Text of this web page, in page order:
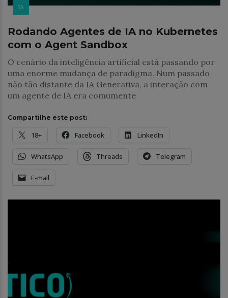
IA
Rodando Agentes de IA no Kubernetes
com o Agent Sandbox
O cenário da inteligência artificial está passando por
uma enorme mudança de paradigma. Num passado
não tão distante da IA Generativa, a interação com
um agente de IA era comumente
Compartilhe este post:
18+ Facebook LinkedIn
WhatsApp Threads Telegram
E-mail